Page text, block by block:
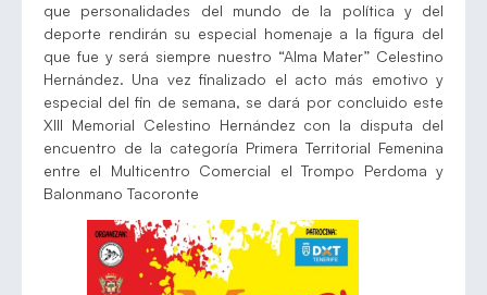
que personalidades del mundo de la política y del
deporte rendirán su especial homenaje a la figura del
que fue y será siempre nuestro “Alma Mater” Celestino
Hernández. Una vez finalizado el acto más emotivo y
especial del fin de semana, se dará por concluido este
XIII Memorial Celestino Hernández con la disputa del
encuentro de la categoría Primera Territorial Femenina
entre el Multicentro Comercial el Trompo Perdoma y
Balonmano Tacoronte